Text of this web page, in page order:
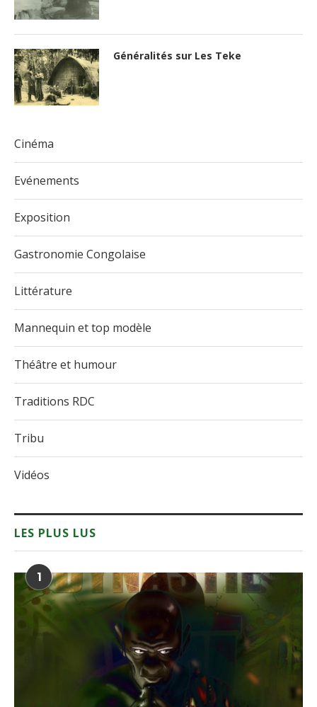
Généralités sur Les Teke
Cinéma
Evénements
Exposition
Gastronomie Congolaise
Littérature
Mannequin et top modèle
Théâtre et humour
Traditions RDC
Tribu
Vidéos
LES PLUS LUS
1